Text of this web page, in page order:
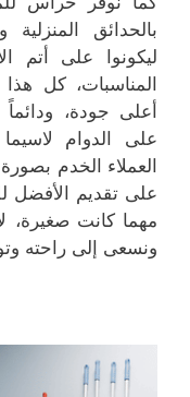
بالحدائق المنزلية
ليكونوا على أتم
المناسبات، كل
أعلى جودة،
على الدوام
العملاء الخدم
على تقديم الأفضل
مهما كانت صغيرة،
ونسعى إلى راحته